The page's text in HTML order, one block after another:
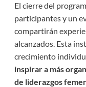
El cierre del
participantes y un
compartirán
alcanzados. Esta
crecimiento
inspirar a más
de liderazgos